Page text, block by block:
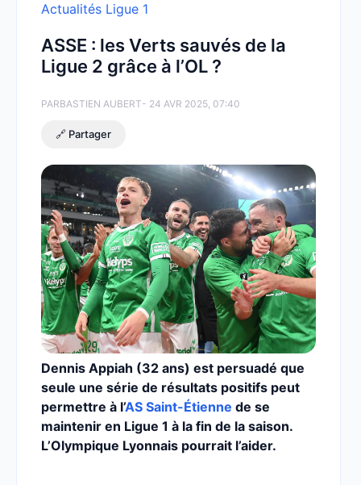
Actualités Ligue 1
ASSE : les Verts sauvés de la
Ligue 2 grâce à l’OL ?
PARBASTIEN AUBERT- 24 AVR 2025, 07:40
🔗 Partager
Dennis Appiah (32 ans) est persuadé que
seule une série de résultats positifs peut
permettre à l’AS Saint-Étienne de se
maintenir en Ligue 1 à la fin de la saison.
L’Olympique Lyonnais pourrait l’aider.